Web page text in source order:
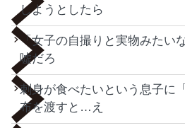
しようとしたら
「女子の自撮りと実物みたい
嘘だろ
刺身が食べたいという息子に
布を渡すと…え